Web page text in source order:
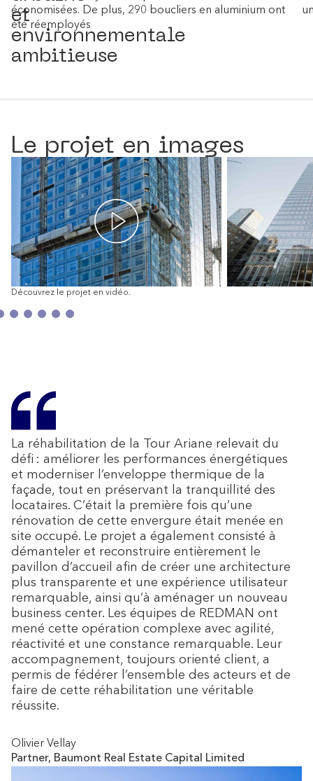
et
environnementale
ambitieuse
économisées. De plus, 290 boucliers en aluminium ont
été réemployés
Le projet en images
Découvrez le projet en vidéo.
La réhabilitation de la Tour Ariane relevait du
défi : améliorer les performances énergétiques
et moderniser l’enveloppe thermique de la
façade, tout en préservant la tranquillité des
locataires. C’était la première fois qu’une
rénovation de cette envergure était menée en
site occupé. Le projet a également consisté à
démanteler et reconstruire entièrement le
pavillon d’accueil afin de créer une architecture
plus transparente et une expérience utilisateur
remarquable, ainsi qu’à aménager un nouveau
business center. Les équipes de REDMAN ont
mené cette opération complexe avec agilité,
réactivité et une constance remarquable. Leur
accompagnement, toujours orienté client, a
permis de fédérer l’ensemble des acteurs et de
faire de cette réhabilitation une véritable
réussite.
Olivier Vellay
Partner, Baumont Real Estate Capital Limited